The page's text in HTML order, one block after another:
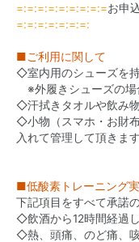
=:=:=:=:=:=:=:=:=お申
=:=:=:=:=:=:=:
■ご利用に関して
◇室内用のシューズを
※外履きシューズの場
◇汗拭きタオルや飲み
◇小物（スマホ・お財
入れて管理して頂きます
■低酸素トレーニング
下記項目をすべて承諾
◇飲酒から12時間経過
◇熱、頭痛、のど痛、